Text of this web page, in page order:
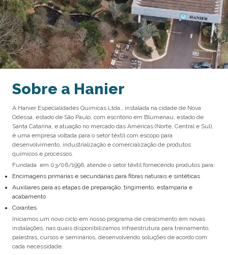
Sobre a Hanier
A Hanier Especialidades Químicas Ltda., instalada na cidade de Nova
Odessa, estado de São Paulo, com escritório em Blumenau, estado de
Santa Catarina, e atuação no mercado das Américas (Norte, Central e Sul),
é uma empresa voltada para o setor têxtil com escopo para
desenvolvimento, industrialização e comercialização de produtos
químicos e processos.
Fundada em 03/06/1996, atende o setor têxtil fornecendo produtos para:
Encimagens primárias e secundárias para fibras naturais e sintéticas
Auxiliares para as etapas de preparação, tingimento, estamparia e
acabamento
Corantes
Iniciamos um novo ciclo em nosso programa de crescimento em novas
instalações, nas quais disponibilizamos infraestrutura para treinamento,
palestras, cursos e seminários, desenvolvendo soluções de acordo com
cada necessidade.